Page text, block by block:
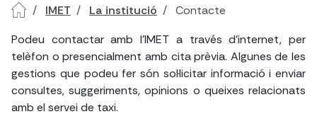
IMET La institució
Contacte
Podeu contactar amb l'IMET a través d'internet, per
telèfon o presencialment amb cita prèvia. Algunes de les
gestions que podeu fer són sol·licitar informació i enviar
consultes, suggeriments, opinions o queixes relacionats
amb el servei de taxi.